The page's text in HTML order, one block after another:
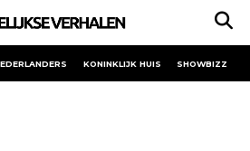
KONINKLIJK HUIS SHOWBIZZ